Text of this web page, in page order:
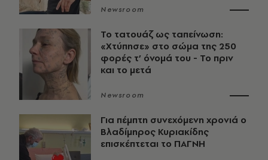
Newsroom
Το τατουάζ ως ταπείνωση:
«Χτύπησε» στο σώμα της 250
φορές τ’ όνομά του - Το πριν
και το μετά
Newsroom
Για πέμπτη συνεχόμενη χρονιά ο
Βλαδίμηρος Κυριακίδης
επισκέπτεται το ΠΑΓΝΗ